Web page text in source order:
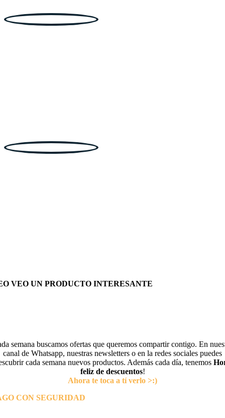
VEO UN PRODUCTO INTERESANTE
semana buscamos ofertas que queremos compartir contigo. En
canal de Whatsapp, nuestras newsletters o en la redes sociales puedes
cada semana nuevos productos. Además cada día, tenemos
feliz de descuentos!
Ahora te toca a tí verlo >:)
CON SEGURIDAD